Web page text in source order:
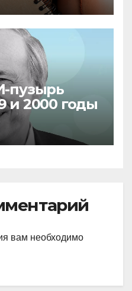
пузырь
и 2000 годы
вам необходимо